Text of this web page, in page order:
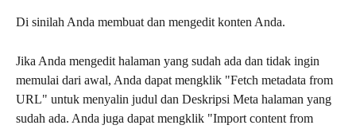
Di sinilah Anda membuat dan mengedit konten Anda.
Jika Anda mengedit halaman yang sudah ada dan tidak ingin
memulai dari awal, Anda dapat mengklik "Fetch metadata from
URL" untuk menyalin judul dan Deskripsi Meta halaman yang
sudah ada. Anda juga dapat mengklik "Import content from